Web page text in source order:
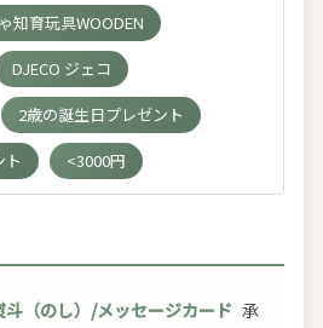
知育玩具WOODEN
DJECO ジェコ
2歳の誕生日プレゼント
ト
<3000円
（のし）/メッセージカード 承